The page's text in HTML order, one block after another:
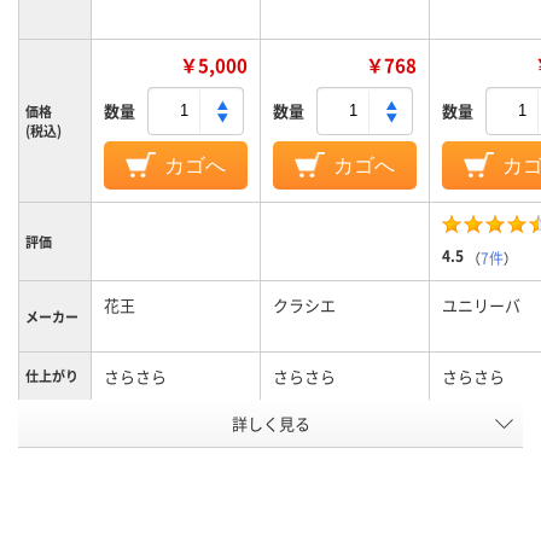
価格
(税込)
￥5,000
数量
カゴへ
￥768
数量
カゴへ
数量
カ
評価
4.5 （7件）
メーカー 花王 クラシエ ユニリーバ
仕上がり さらさら さらさら さらさら
35
詳しく見る